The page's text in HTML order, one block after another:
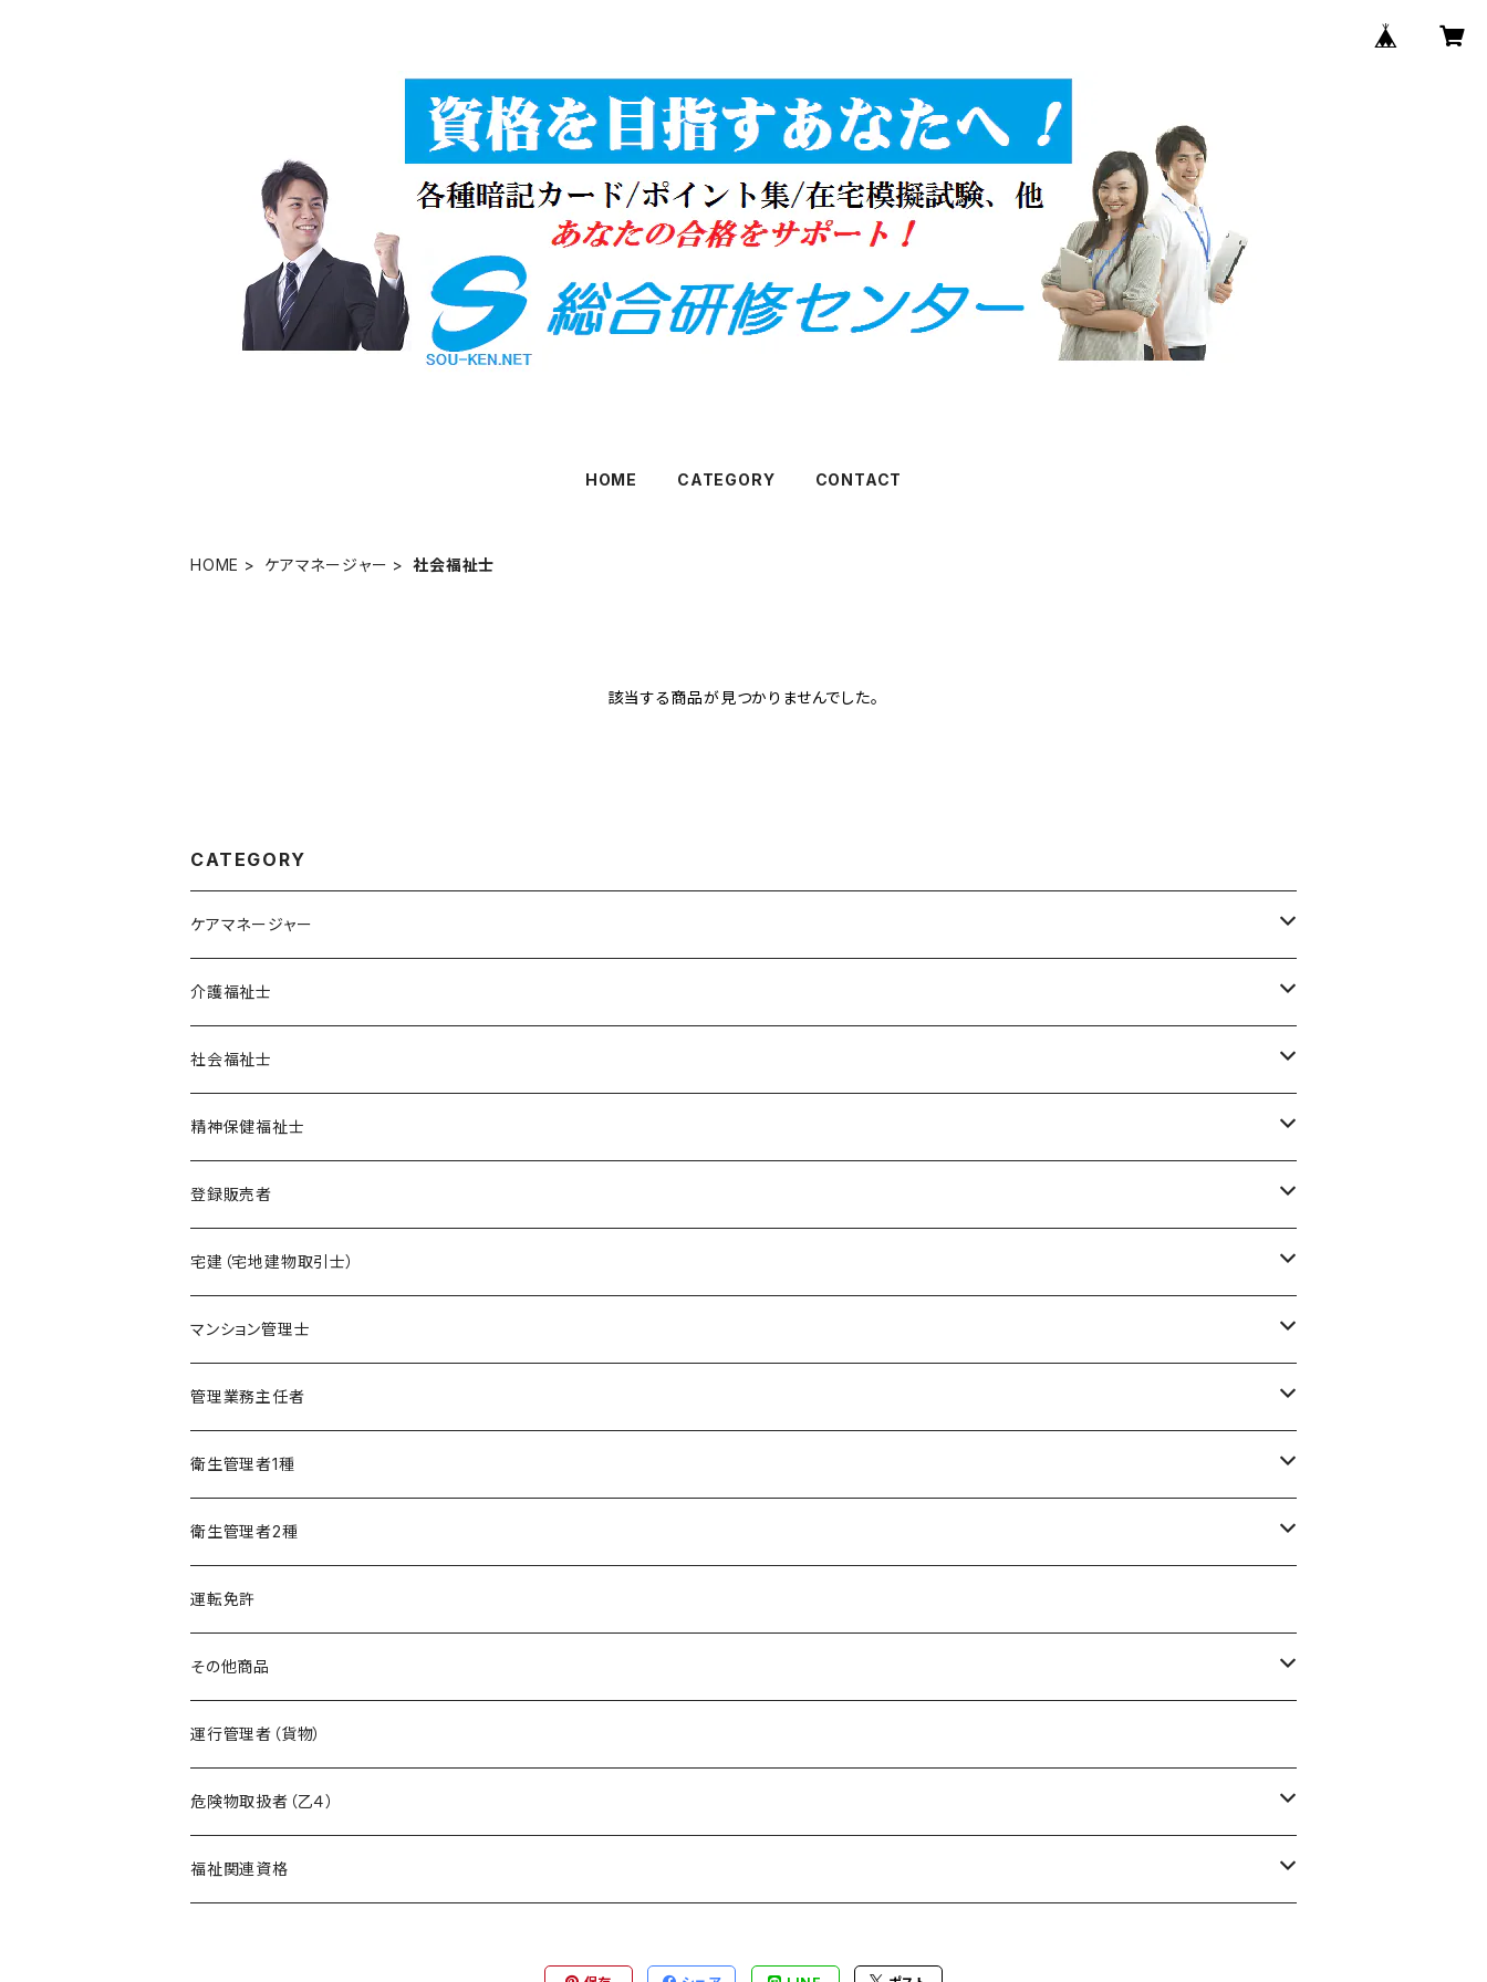
HOME CATEGORY CONTACT
HOME ケアマネージャー 社会福祉士
該当する商品が見つかりませんでした。
CATEGORY
ケアマネージャー
オリジナル教材
ポイント集
暗記カード
模擬試験
基礎編
実力編
フルセット
ポイント集
暗記カード
ケアマネージャー
介護福祉士
社会福祉士
精神保健福祉士
介護福祉士
在宅模擬試験
オリジナル教材
フルセット
社会福祉士
オリジナル教材
模擬試験
フルセット
精神保健福祉士
オリジナル教材
模擬試験
フルセット
登録販売者
オリジナル教材
模擬試験
フルセット
宅建（宅地建物取引士）
オリジナル教材
模擬試験
フルセット
マンション管理士
オリジナル教材
模擬試験
フルセット
管理業務主任者
オリジナル教材
模擬試験
フルセット
衛生管理者1種
オリジナル教材
模擬試験
フルセット
衛生管理者2種
オリジナル教材
模擬試験
フルセット
運転免許
その他商品
暗記カード作成キット
運行管理者（貨物）
危険物取扱者（乙４）
在宅模擬試験
福祉関連資格